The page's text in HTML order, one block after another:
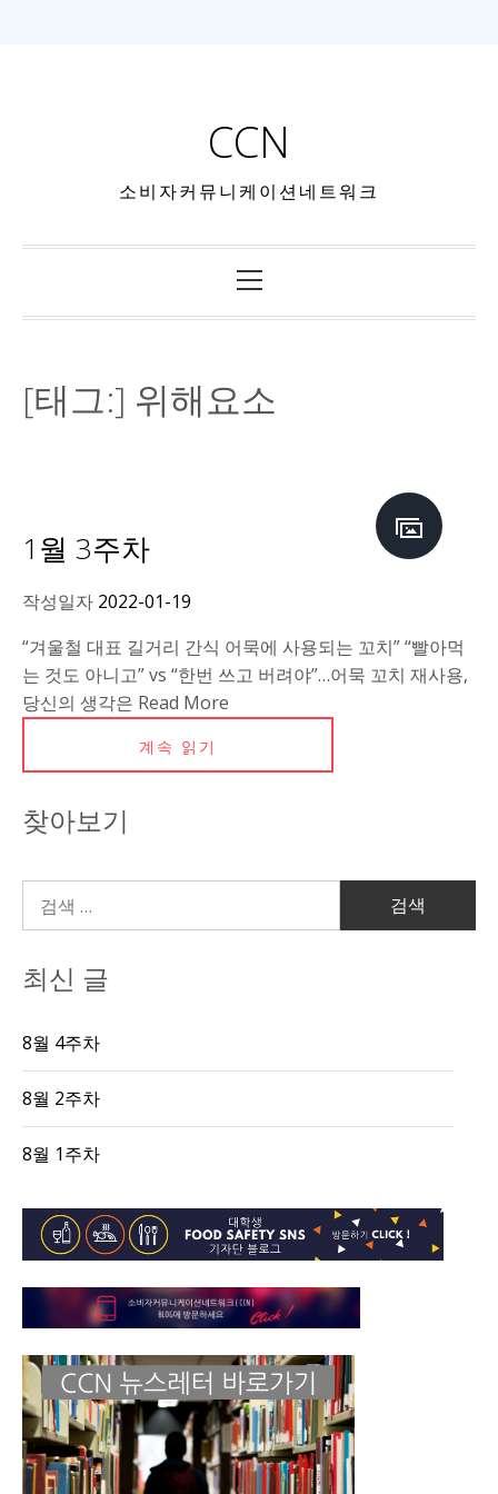
CCN
소비자커뮤니케이션네트워크
[태그:] 위해요소
1월 3주차
작성일자 2022-01-19
“겨울철 대표 길거리 간식 어묵에 사용되는 꼬치” “빨아먹
는 것도 아니고” vs “한번 쓰고 버려야”…어묵 꼬치 재사용,
당신의 생각은 Read More
계속 읽기
찾아보기
최신 글
8월 4주차
8월 2주차
8월 1주차